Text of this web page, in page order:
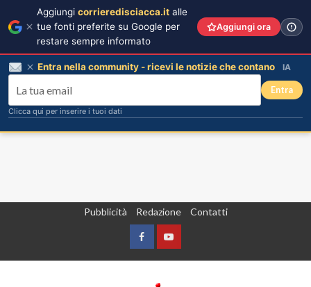
Pubblicità Redazione Contatti
FacebookYountube
Aggiungi corrieredisciacca.it alle
tue fonti preferite su Google per
restare sempre informato
Aggiungi ora
Entra nella community - ricevi le notizie che contano IA
Entra
Clicca qui per inserire i tuoi dati